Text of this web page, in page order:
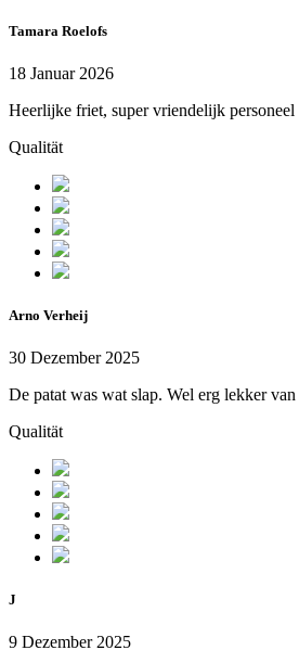
Tamara Roelofs
18 Januar 2026
Heerlijke friet, super vriendelijk personeel
Qualität
Arno Verheij
30 Dezember 2025
De patat was wat slap. Wel erg lekker
Qualität
J
9 Dezember 2025